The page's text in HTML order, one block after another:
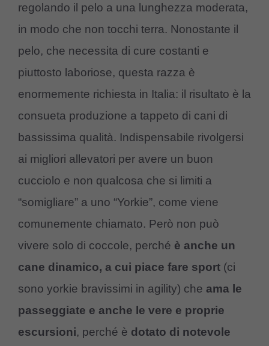
regolando il pelo a una lunghezza moderata,
in modo che non tocchi terra. Nonostante il
pelo, che necessita di cure costanti e
piuttosto laboriose, questa razza è
enormemente richiesta in Italia: il risultato è la
consueta produzione a tappeto di cani di
bassissima qualità. Indispensabile rivolgersi
ai migliori allevatori per avere un buon
cucciolo e non qualcosa che si limiti a
“somigliare” a uno “Yorkie”, come viene
comunemente chiamato. Però non può
vivere solo di coccole, perché è anche un
cane dinamico, a cui piace fare sport (ci
sono yorkie bravissimi in agility) che ama le
passeggiate e anche le vere e proprie
escursioni, perché è dotato di notevole